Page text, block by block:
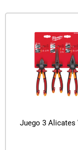
Juego 3 Alicates